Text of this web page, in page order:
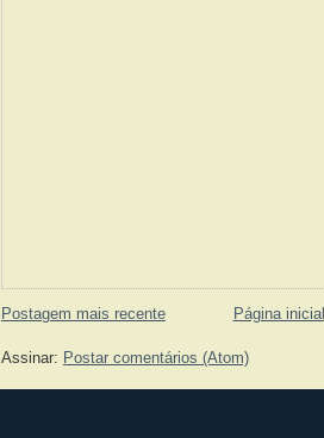
Postagem mais recente Página inicial
Assinar: Postar comentários (Atom)